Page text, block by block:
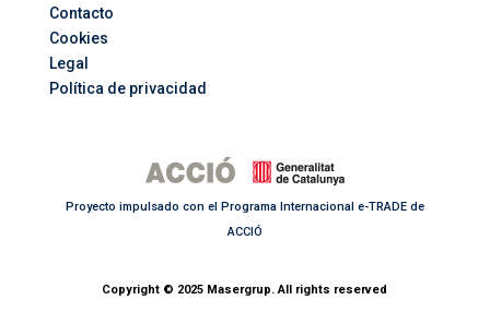
Contacto
Cookies
Legal
Política de privacidad
Proyecto impulsado con el Programa Internacional e-TRADE de
ACCIÓ
Copyright © 2025 Masergrup. All rights reserved